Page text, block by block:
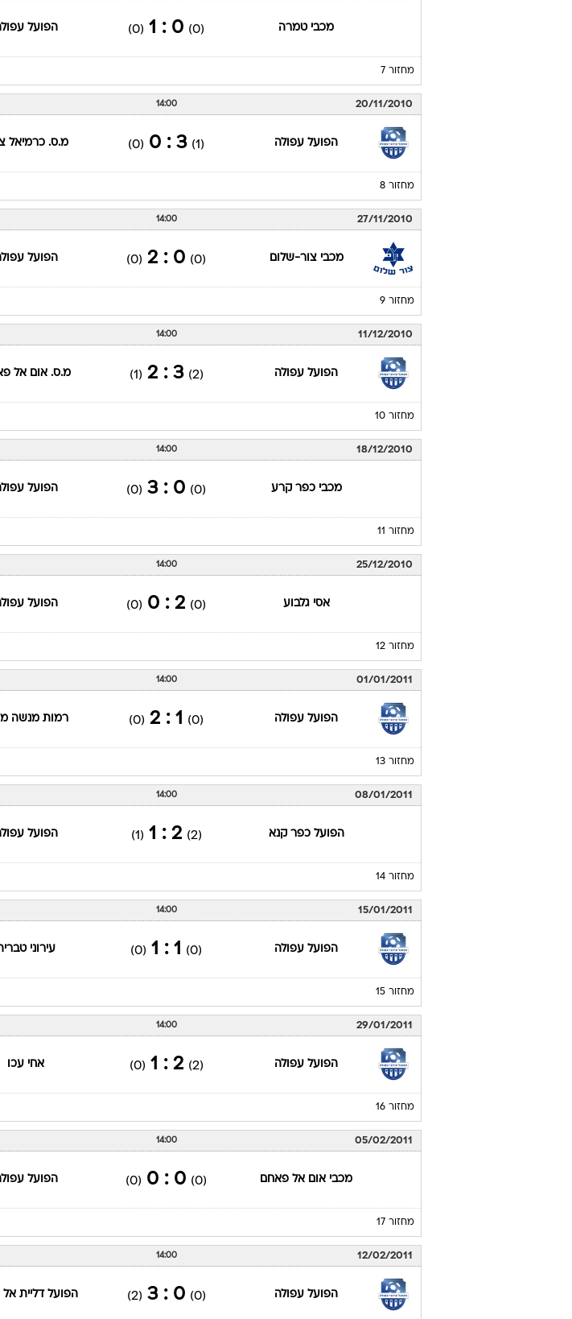
מכבי טמרה (0)
0 : 1
(0) הפועל
מחזור 7
20/11/2010
14:00
הפועל עפולה (1)
3 : 0
(0) מ.ס. כרמיאל
מחזור 8
27/11/2010
14:00
מכבי צור-שלום (0)
0 : 2
(0) הפועל
מחזור 9
11/12/2010
14:00
הפועל עפולה (2)
3 : 2
(1) מ.ס. אום אל
מחזור 10
18/12/2010
14:00
מכבי כפר קרע (0)
0 : 3
(0) הפועל
מחזור 11
25/12/2010
14:00
אסי גלבוע (0)
2 : 0
(0) הפועל
מחזור 12
01/01/2011
14:00
הפועל עפולה (0)
1 : 2
(0) רמות מנשה
מחזור 13
08/01/2011
14:00
הפועל כפר קנא (2)
2 : 1
(1) הפועל
מחזור 14
15/01/2011
14:00
הפועל עפולה (0)
1 : 1
(0) עירוני
מחזור 15
29/01/2011
14:00
הפועל עפולה (2)
2 : 1
(0) אחי עכו
מחזור 16
05/02/2011
14:00
מכבי אום אל פאחם (0)
0 : 0
(0) הפועל
מחזור 17
12/02/2011
14:00
הפועל עפולה (0)
0 : 3
(2) הפועל דליית